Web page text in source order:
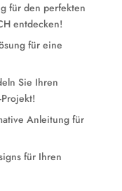
für den perfekten
entdecken!
für eine
Sie Ihren
Anleitung für
für Ihren